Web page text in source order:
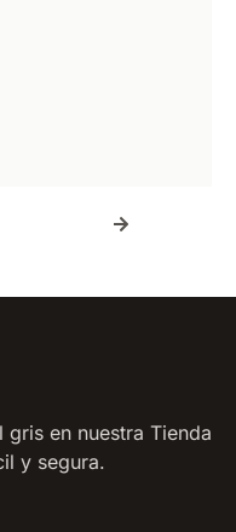
en nuestra Tienda
y segura.